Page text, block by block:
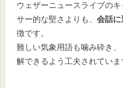
ウェザーニュースライブの
サー的な堅さよりも、 会話に
徴です。
難しい気象用語も噛み砕き
解できるよう工夫されていま